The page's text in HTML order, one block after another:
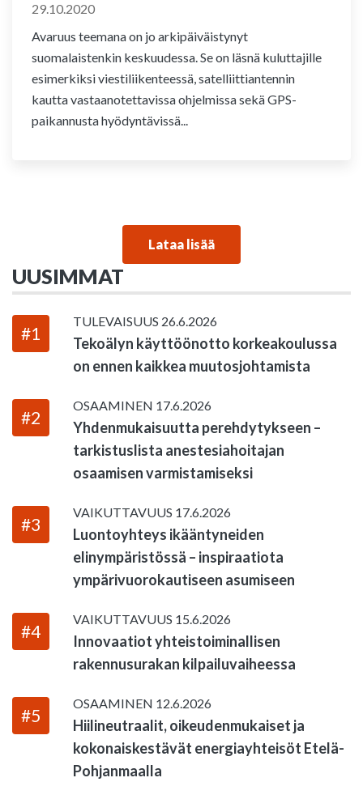
29.10.2020
Avaruus teemana on jo arkipäiväistynyt
suomalaistenkin keskuudessa. Se on läsnä kuluttajille
esimerkiksi viestiliikenteessä, satelliittiantennin
kautta vastaanotettavissa ohjelmissa sekä GPS-
paikannusta hyödyntävissä...
Lataa lisää
UUSIMMAT
#1
TULEVAISUUS 26.6.2026
Tekoälyn käyttöönotto korkeakoulussa
on ennen kaikkea muutosjohtamista
#2
OSAAMINEN 17.6.2026
Yhdenmukaisuutta perehdytykseen –
tarkistuslista anestesiahoitajan
osaamisen varmistamiseksi
#3
VAIKUTTAVUUS 17.6.2026
Luontoyhteys ikääntyneiden
elinympäristössä – inspiraatiota
ympärivuorokautiseen asumiseen
#4
VAIKUTTAVUUS 15.6.2026
Innovaatiot yhteistoiminallisen
rakennusurakan kilpailuvaiheessa
#5
OSAAMINEN 12.6.2026
Hiilineutraalit, oikeudenmukaiset ja
kokonaiskestävät energiayhteisöt Etelä-
Pohjanmaalla